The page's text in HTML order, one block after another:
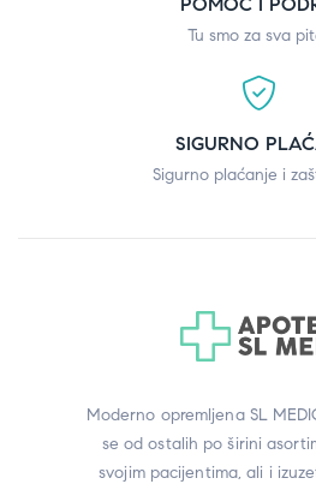
Tu smo za sva
SIGURNO
Sigurno plaćanje i
Moderno opremljena SL
se od ostalih po širini
svojim pacijentima, ali i